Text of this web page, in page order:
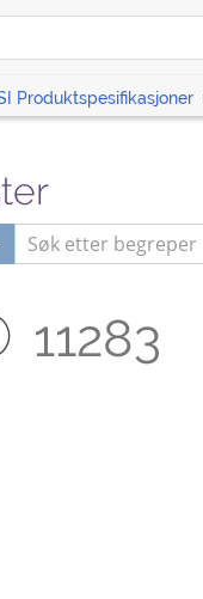
Produktspesifikasjoner
11283